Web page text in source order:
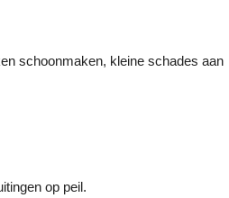
schoonmaken, kleine schades aan
op peil.